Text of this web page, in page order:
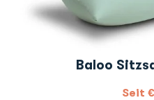
Baloo
Seit €